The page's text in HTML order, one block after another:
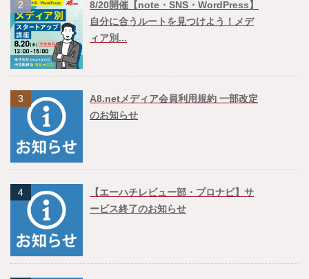
2
8/20開催【note・SNS・WordPress】
自分に合うルートを見つけよう！メデ
ィア別...
3
A8.netメディア会員利用規約 一部改定
のお知らせ
4
【エーハチレビュー部・プロナビ】サ
ービス終了のお知らせ